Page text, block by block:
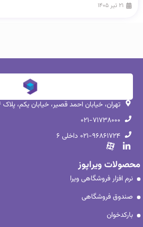
۲۱ تیر ۱۴۰۵
تهران، خیابان احمد قصیر، خیابان یکم، پلاک ۴
۰۲۱-۷۱۷۳۸۰۰۰
۰۲۱-۹۶۸۶۱۷۲۴ داخلی ۶
محصولات ویراپوز
نرم افزار فروشگاهی ویرا
صندوق فروشگاهی
بارکدخوان